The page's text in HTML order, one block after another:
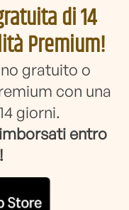
di 14
Premium!
gratuito o
con una
giorni.
entro